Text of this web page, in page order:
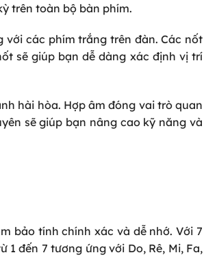
trên toàn bộ bàn phím.
các phím trắng trên đàn. Các nốt
sẽ giúp bạn dễ dàng xác định vị trí
hài hòa. Hợp âm đóng vai trò quan
sẽ giúp bạn nâng cao kỹ năng và
bảo tính chính xác và dễ nhớ. Với 7
1 đến 7 tương ứng với Do, Rê, Mi, Fa,